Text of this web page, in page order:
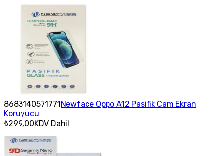
8683140571771Newface Oppo A12 Pasifik Cam Ekran
Koruyucu
₺299,00KDV Dahil